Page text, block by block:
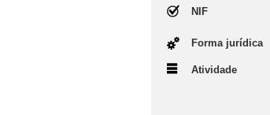
NIF
Forma jurídica
Atividade